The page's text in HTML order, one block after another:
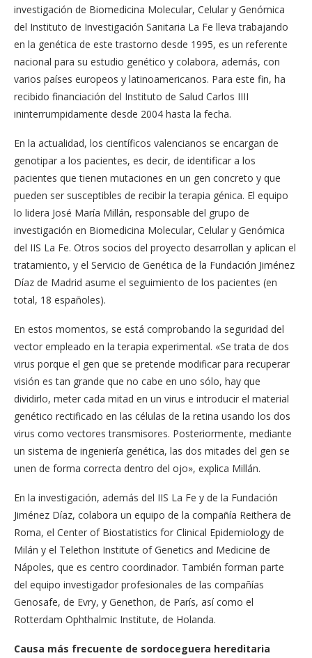
investigación de Biomedicina Molecular, Celular y Genómica
del Instituto de Investigación Sanitaria La Fe lleva trabajando
en la genética de este trastorno desde 1995, es un referente
nacional para su estudio genético y colabora, además, con
varios países europeos y latinoamericanos. Para este fin, ha
recibido financiación del Instituto de Salud Carlos IIII
ininterrumpidamente desde 2004 hasta la fecha.
En la actualidad, los científicos valencianos se encargan de
genotipar a los pacientes, es decir, de identificar a los
pacientes que tienen mutaciones en un gen concreto y que
pueden ser susceptibles de recibir la terapia génica. El equipo
lo lidera José María Millán, responsable del grupo de
investigación en Biomedicina Molecular, Celular y Genómica
del IIS La Fe. Otros socios del proyecto desarrollan y aplican el
tratamiento, y el Servicio de Genética de la Fundación Jiménez
Díaz de Madrid asume el seguimiento de los pacientes (en
total, 18 españoles).
En estos momentos, se está comprobando la seguridad del
vector empleado en la terapia experimental. «Se trata de dos
virus porque el gen que se pretende modificar para recuperar
visión es tan grande que no cabe en uno sólo, hay que
dividirlo, meter cada mitad en un virus e introducir el material
genético rectificado en las células de la retina usando los dos
virus como vectores transmisores. Posteriormente, mediante
un sistema de ingeniería genética, las dos mitades del gen se
unen de forma correcta dentro del ojo», explica Millán.
En la investigación, además del IIS La Fe y de la Fundación
Jiménez Díaz, colabora un equipo de la compañía Reithera de
Roma, el Center of Biostatistics for Clinical Epidemiology de
Milán y el Telethon Institute of Genetics and Medicine de
Nápoles, que es centro coordinador. También forman parte
del equipo investigador profesionales de las compañías
Genosafe, de Evry, y Genethon, de París, así como el
Rotterdam Ophthalmic Institute, de Holanda.
Causa más frecuente de sordoceguera hereditaria